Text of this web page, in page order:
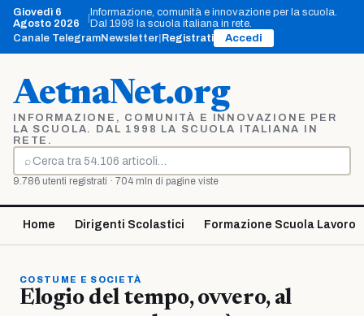
Vai
contenuto
Giovedì 6
Agosto 2026
Informazione, comunità e innovazione per la scuola.
Dal 1998 la scuola italiana in rete.
Canale TelegramNewsletter Registrati Accedi
AetnaNet.org
INFORMAZIONE, COMUNITÀ E INNOVAZIONE PER
LA SCUOLA. DAL 1998 LA SCUOLA ITALIANA IN
RETE.
⌕
Cerca
9.786 utenti registrati · 704 mln di pagine viste
Home Dirigenti Scolastici Formazione Scuola Lavoro
COSTUME E SOCIETÀ
Elogio del tempo, ovvero, al